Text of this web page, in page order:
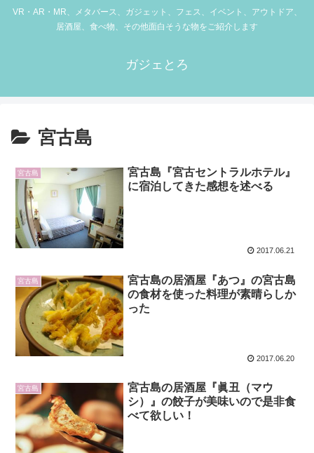
VR・AR・MR、メタバース、ガジェット、フェス、イベント、アウトドア、
居酒屋、食べ物、その他面白そうな物をご紹介します
ガジェとろ
宮古島
宮古島
宮古島『宮古セントラルホテル』
に宿泊してきた感想を述べる
2017.06.21
宮古島
宮古島の居酒屋『あつ』の宮古島
の食材を使った料理が素晴らしか
った
2017.06.20
宮古島
宮古島の居酒屋『眞丑（マウ
シ）』の餃子が美味いので是非食
べて欲しい！